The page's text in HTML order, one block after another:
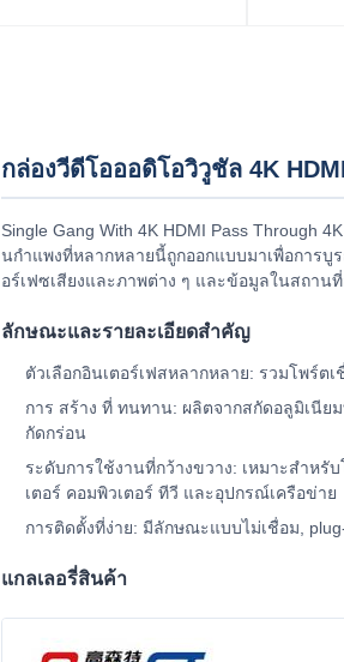
กล่องวีดีโอออดิโอวิวูชัล 4K
Single Gang With 4K HDMI Pass Through
นกําแพงที่หลากหลายนี้ถูกออกแบบมาเพื่อการบู
อร์เฟซเสียงและภาพต่าง ๆ และข้อมูลในสถาน
ลักษณะและรายละเอียดสําคัญ
ตัวเลือกอินเตอร์เฟสหลากหลาย: รวมโพร์ต
การ สร้าง ที่ ทนทาน: ผลิตจากสกัดอลูมิเ
กัดกร่อน
ระดับการใช้งานที่กว้างขวาง: เหมาะสําห
เตอร์ คอมพิวเตอร์ ทีวี และอุปกรณ์เครือข่าย
การติดตั้งที่ง่าย: มีลักษณะแบบไม่เชื่อม,
แกลเลอรี่สินค้า